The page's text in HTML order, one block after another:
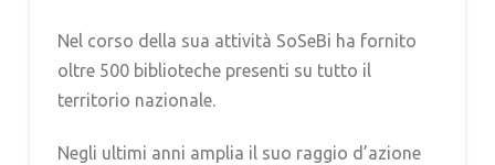
Nel corso della sua attività SoSeBi ha fornito
oltre 500 biblioteche presenti su tutto il
territorio nazionale.
Negli ultimi anni amplia il suo raggio d’azione